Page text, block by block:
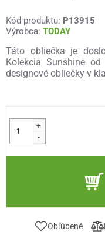
Kód produktu: P13915
Výrobca: TODAY
Táto obliečka je
Kolekcia Sunshine
designové obliečky v
+
-
Obľúbené